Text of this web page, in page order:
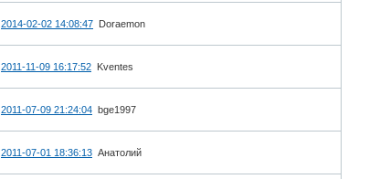
2014-02-02 14:08:47 Doraemon
2011-11-09 16:17:52 Kventes
2011-07-09 21:24:04 bge1997
2011-07-01 18:36:13 Анатолий